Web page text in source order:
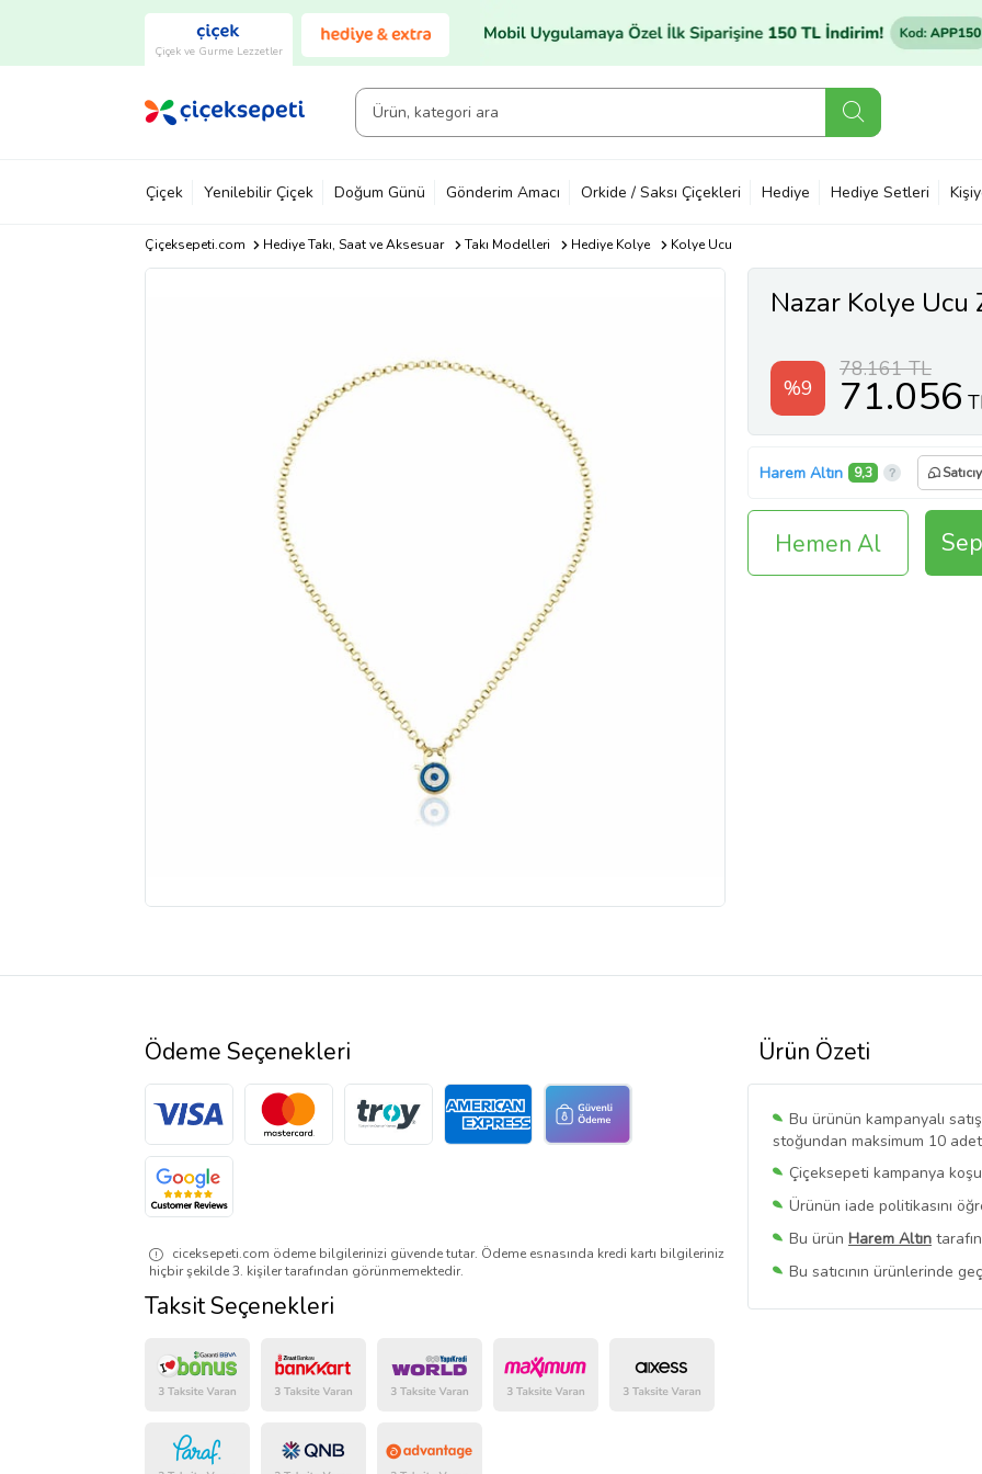
Çiçek ve Gurme Lezzetler
Çiçek Yenilebilir Çiçek Doğum Günü Gönderim Amacı Orkide / Saksı Çiçekleri Hediye Hediye Setleri
Çiçeksepeti.com Hediye Takı, Saat ve Aksesuar Takı Modelleri Hediye Kolye Kolye Ucu
Nazar Kolye Ucu
%9
78.161 TL
71.056
Harem Altın 9,3
Hemen Al
Ürün Özeti
Bu ürünün kampanyalı
stoğundan maksimum 10
Çiçeksepeti kampanya
Ürünün iade politikasını
Bu ürün Harem Altın
Bu satıcının ürünlerinde
Bu SatıcınınTüm
Ödeme Seçenekleri
ciceksepeti.com ödeme bilgilerinizi güvende tutar. Ödeme esnasında kredi kartı bilgileriniz
hiçbir şekilde 3. kişiler tarafından görünmemektedir.
Taksit Seçenekleri